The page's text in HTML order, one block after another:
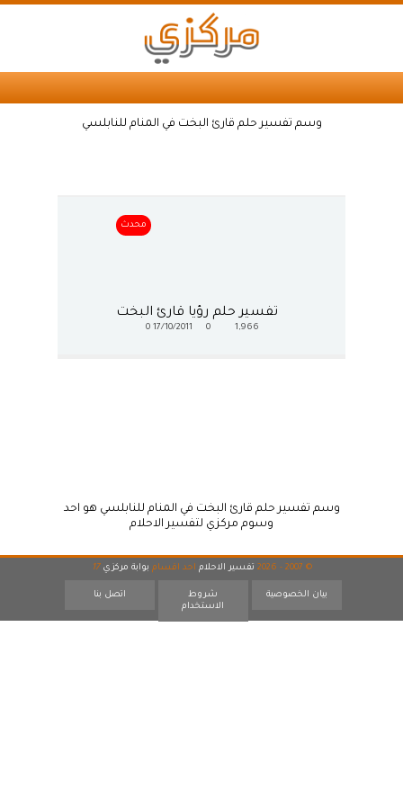
وسم تفسير حلم قارئ البخت في المنام للنابلسي
محدث
تفسير حلم رؤيا قارئ البخت
1,966
17/10/2011
0
وسم تفسير حلم قارئ البخت في المنام للنابلسي هو احد
وسوم مركزي لتفسير الاحلام
© 2007 - 2026 تفسير الاحلام احد اقسام بوابة مركزي 17
بيان الخصوصية
شروط
الاستخدام
اتصل بنا